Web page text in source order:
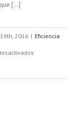
[...]
2016 | Eficiencia